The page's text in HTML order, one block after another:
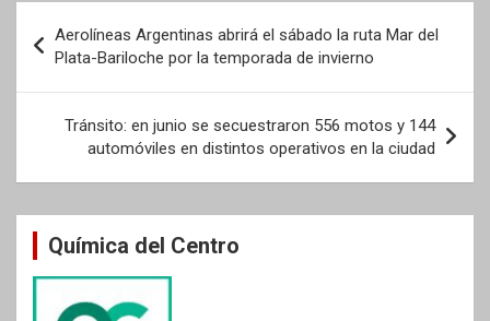
de
entradas
Aerolíneas Argentinas abrirá el sábado la ruta Mar del
Plata-Bariloche por la temporada de invierno
Tránsito: en junio se secuestraron 556 motos y 144
automóviles en distintos operativos en la ciudad
Química del Centro